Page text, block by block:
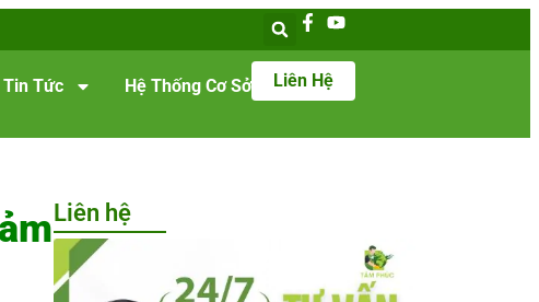
Tin Tức Hệ Thống Cơ Sở Liên Hệ
Liên hệ